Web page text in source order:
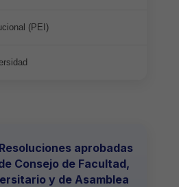
(PEI)
aprobadas
Consejo de Facultad,
y de Asamblea